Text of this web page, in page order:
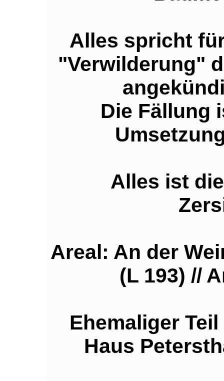
Alles spricht
"Verwilderung"
Die Fällung
Alles ist
Areal: An der
(L 193) //
Ehemaliger
Haus